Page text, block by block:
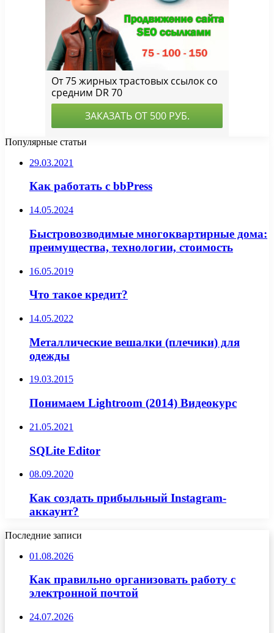
Популярные статьи
29.03.2021
Как работать с bbPress
14.05.2024
Быстровозводимые многоквартирные дома:
преимущества, технологии, стоимость
16.05.2019
Что такое кредит?
14.05.2022
Металлические вешалки (плечики) для
одежды
19.03.2015
Понимаем Lightroom (2014) Видеокурс
21.05.2021
SQLite Editor
08.09.2020
Как создать прибыльный Instagram-
аккаунт?
Последние записи
01.08.2026
Как правильно организовать работу с
электронной почтой
24.07.2026